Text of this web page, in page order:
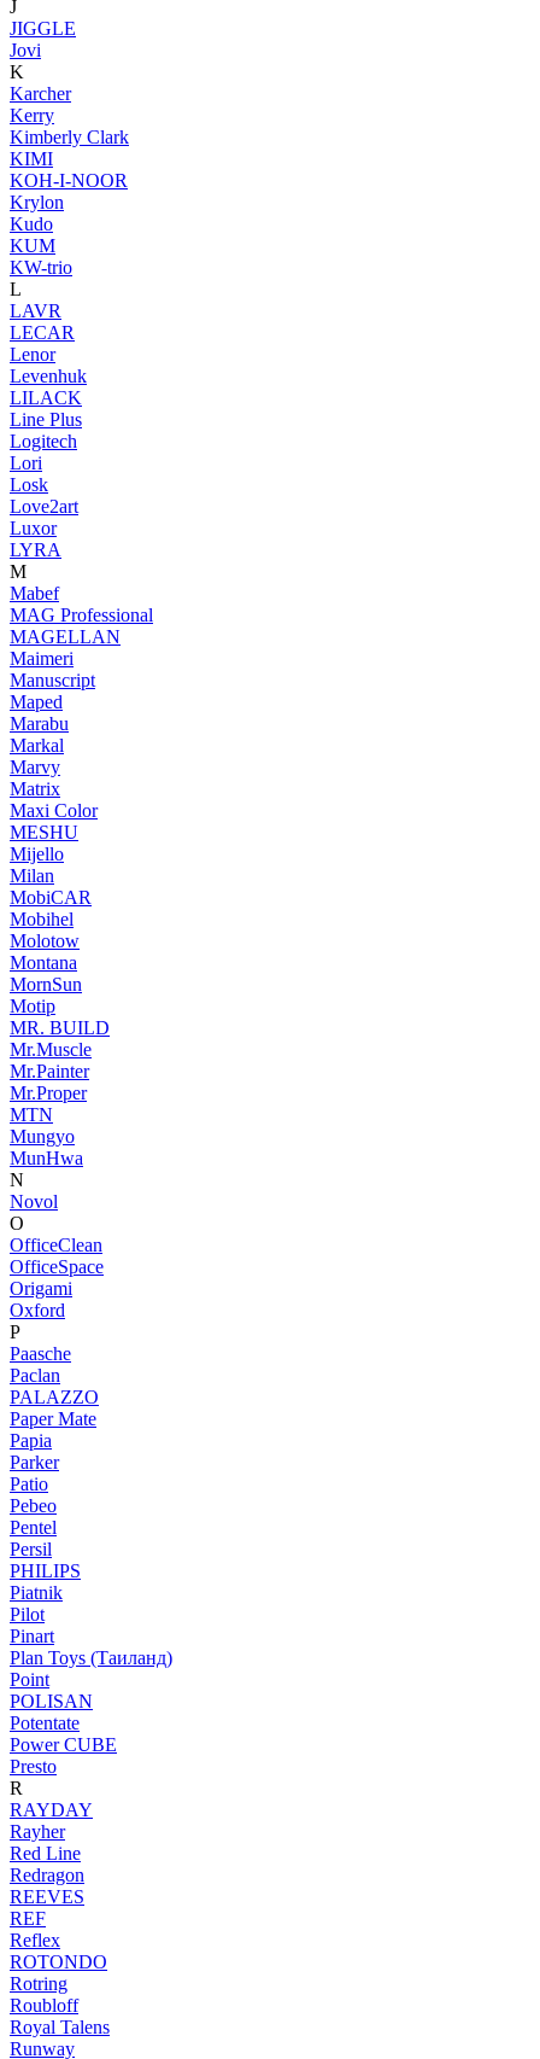
J
JIGGLE
Jovi
K
Karcher
Kerry
Kimberly Clark
KIMI
KOH-I-NOOR
Krylon
Kudo
KUM
KW-trio
L
LAVR
LECAR
Lenor
Levenhuk
LILACK
Line Plus
Logitech
Lori
Losk
Love2art
Luxor
LYRA
M
Mabef
MAG Professional
MAGELLAN
Maimeri
Manuscript
Maped
Marabu
Markal
Marvy
Matrix
Maxi Color
MESHU
Mijello
Milan
MobiCAR
Mobihel
Molotow
Montana
MornSun
Motip
MR. BUILD
Mr.Muscle
Mr.Painter
Mr.Proper
MTN
Mungyo
MunHwa
N
Novol
O
OfficeClean
OfficeSpace
Origami
Oxford
P
Paasche
Paclan
PALAZZO
Paper Mate
Papia
Parker
Patio
Pebeo
Pentel
Persil
PHILIPS
Piatnik
Pilot
Pinart
Plan Toys (Таиланд)
Point
POLISAN
Potentate
Power CUBE
Presto
R
RAYDAY
Rayher
Red Line
Redragon
REEVES
REF
Reflex
ROTONDO
Rotring
Roubloff
Royal Talens
Runway